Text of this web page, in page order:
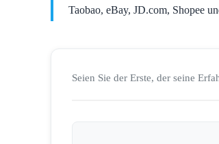
Taobao, eBay, JD.com, Shopee
Seien Sie der Erste, der seine